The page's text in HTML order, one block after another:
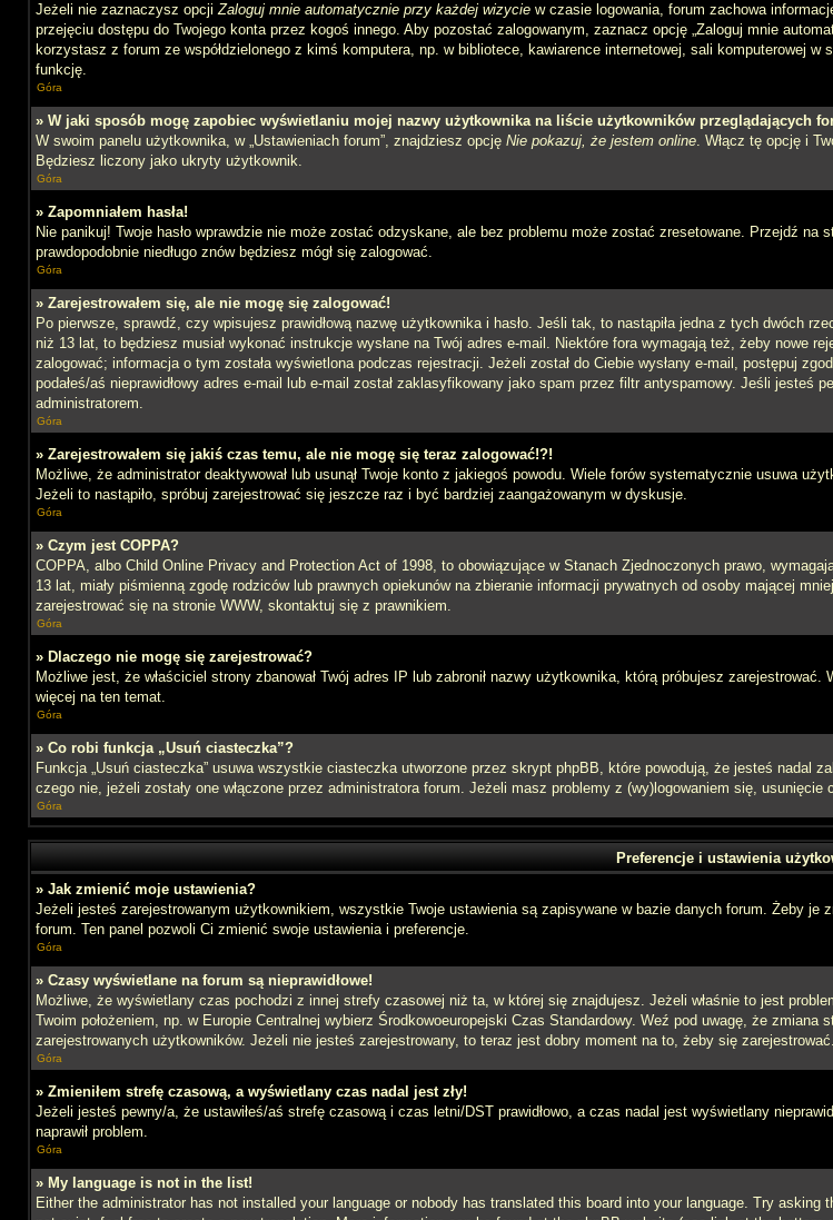
Jeżeli nie zaznaczysz opcjiZaloguj mnie automatycznie przy każdej wizycie w czasie logowania, forum zachowa
przejęciu dostępu do Twojego konta przez kogoś innego. Aby pozostać zalogowanym, zaznacz opcję „Zaloguj mnie
korzystasz z forum ze współdzielonego z kimś komputera, np. w bibliotece, kawiarence internetowej, sali komputerowej
funkcję.
Góra
» W jaki sposób mogę zapobiec wyświetlaniu mojej nazwy użytkownika na liście użytkowników przeglądających
W swoim panelu użytkownika, w „Ustawieniach forum”, znajdziesz opcję Nie pokazuj, że jestem online. Włącz tę opcję i
Będziesz liczony jako ukryty użytkownik.
Góra
» Zapomniałem hasła!
Nie panikuj! Twoje hasło wprawdzie nie może zostać odzyskane, ale bez problemu może zostać zresetowane. Przejdź na
prawdopodobnie niedługo znów będziesz mógł się zalogować.
Góra
» Zarejestrowałem się, ale nie mogę się zalogować!
Po pierwsze, sprawdź, czy wpisujesz prawidłową nazwę użytkownika i hasło. Jeśli tak, to nastąpiła jedna z tych dwóch
niż 13 lat, to będziesz musiał wykonać instrukcje wysłane na Twój adres e-mail. Niektóre fora wymagają też, żeby nowe
zalogować; informacja o tym została wyświetlona podczas rejestracji. Jeżeli został do Ciebie wysłany e-mail, postępuj
podałeś/aś nieprawidłowy adres e-mail lub e-mail został zaklasyfikowany jako spam przez filtr antyspamowy. Jeśli jesteś
administratorem.
Góra
» Zarejestrowałem się jakiś czas temu, ale nie mogę się teraz zalogować!?!
Możliwe, że administrator deaktywował lub usunął Twoje konto z jakiegoś powodu. Wiele forów systematycznie usuwa
Jeżeli to nastąpiło, spróbuj zarejestrować się jeszcze raz i być bardziej zaangażowanym w dyskusje.
Góra
» Czym jest COPPA?
COPPA, albo Child Online Privacy and Protection Act of 1998, to obowiązujące w Stanach Zjednoczonych prawo,
13 lat, miały piśmienną zgodę rodziców lub prawnych opiekunów na zbieranie informacji prywatnych od osoby mającej
zarejestrować się na stronie WWW, skontaktuj się z prawnikiem.
Góra
» Dlaczego nie mogę się zarejestrować?
Możliwe jest, że właściciel strony zbanował Twój adres IP lub zabronił nazwy użytkownika, którą próbujesz
więcej na ten temat.
Góra
» Co robi funkcja „Usuń ciasteczka”?
Funkcja „Usuń ciasteczka” usuwa wszystkie ciasteczka utworzone przez skrypt phpBB, które powodują, że jesteś nadal
czego nie, jeżeli zostały one włączone przez administratora forum. Jeżeli masz problemy z (wy)logowaniem się, usunięcie
Góra
Preferencje i ustawienia
» Jak zmienić moje ustawienia?
Jeżeli jesteś zarejestrowanym użytkownikiem, wszystkie Twoje ustawienia są zapisywane w bazie danych forum. Żeby
forum. Ten panel pozwoli Ci zmienić swoje ustawienia i preferencje.
Góra
» Czasy wyświetlane na forum są nieprawidłowe!
Możliwe, że wyświetlany czas pochodzi z innej strefy czasowej niż ta, w której się znajdujesz. Jeżeli właśnie to jest
Twoim położeniem, np. w Europie Centralnej wybierz Środkowoeuropejski Czas Standardowy. Weź pod uwagę, że
zarejestrowanych użytkowników. Jeżeli nie jesteś zarejestrowany, to teraz jest dobry moment na to, żeby się zarejestrować.
Góra
» Zmieniłem strefę czasową, a wyświetlany czas nadal jest zły!
Jeżeli jesteś pewny/a, że ustawiłeś/aś strefę czasową i czas letni/DST prawidłowo, a czas nadal jest wyświetlany
naprawił problem.
Góra
» My language is not in the list!
Either the administrator has not installed your language or nobody has translated this board into your language. Try